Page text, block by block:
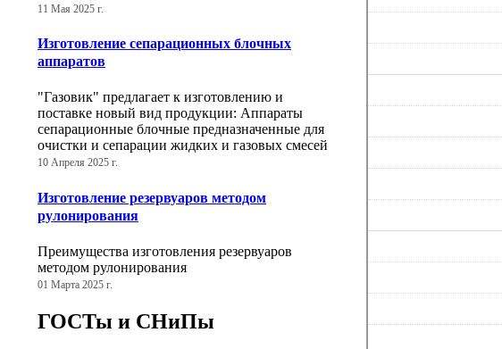
11 Мая 2025 г.
Изготовление сепарационных блочных
аппаратов
"Газовик" предлагает к изготовлению и
поставке новый вид продукции: Аппараты
сепарационные блочные предназначенные для
очистки и сепарации жидких и газовых смесей
10 Апреля 2025 г.
Изготовление резервуаров методом
рулонирования
Преимущества изготовления резервуаров
методом рулонирования
01 Марта 2025 г.
ГОСТы и СНиПы